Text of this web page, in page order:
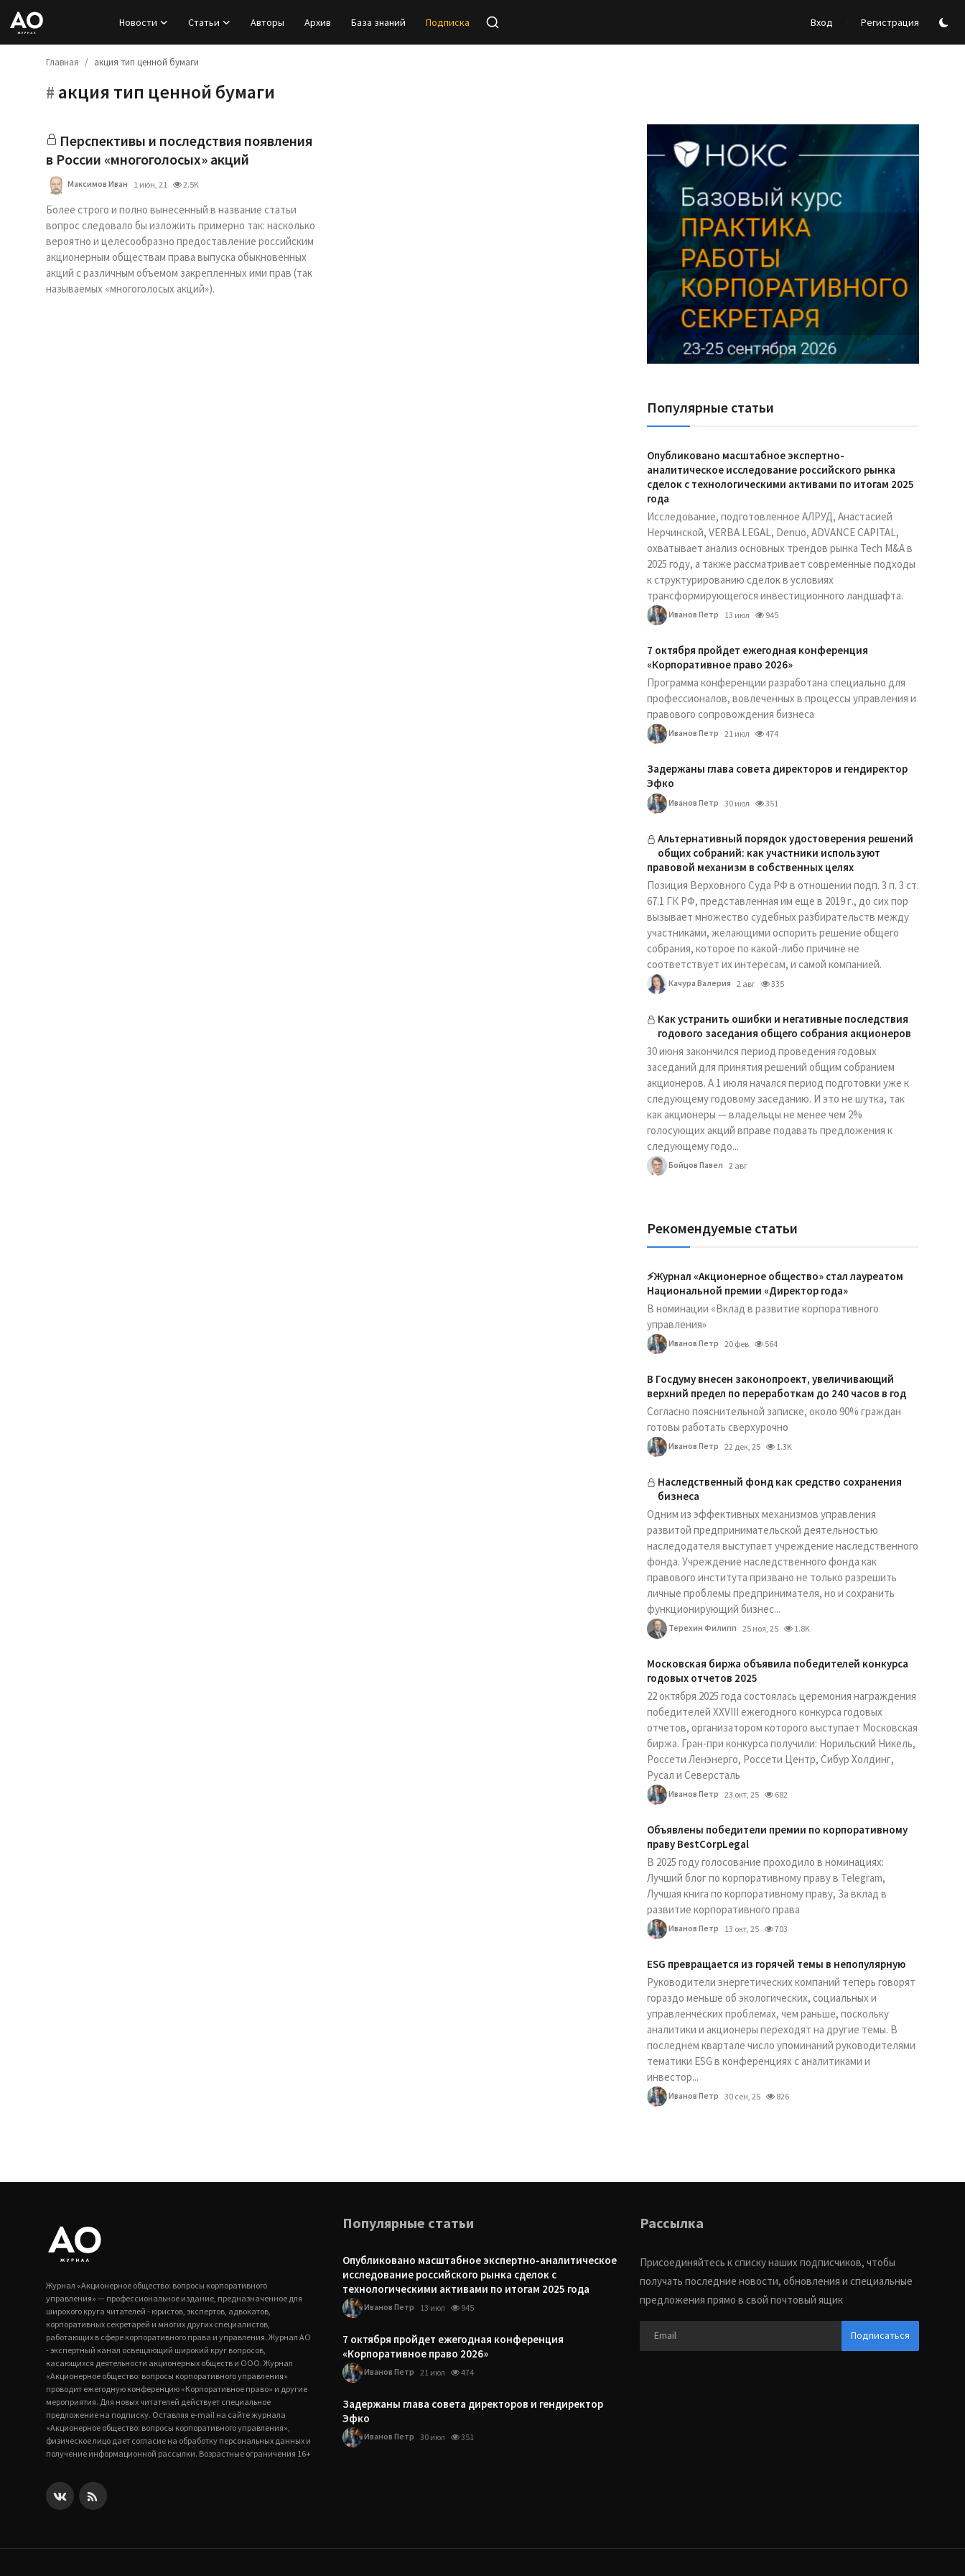
Новости Статьи Авторы Архив База знаний Подписка Вход Регистрация
Регистрация
Новости
Авторы
База знаний
Главная акция тип ценной бумаги
# акция тип ценной бумаги
Перспективы и пос­ледствия появления
в России «многоголосых» акций
Максимов Иван 1 июн, 21 2.5K
Более строго и полно вынесенный в название статьи
вопрос следовало бы изложить примерно так: насколько
вероятно и целесообразно предоставление российским
акционерным обществам права выпуска обыкновенных
акций с различным объемом закрепленных ими прав (так
называемых «многоголосых акций»).
Реклама Ассоциации "НОКС", ИНН 7709980401, ERID:2SDnjdY5NTb
Популярные статьи
Опубликовано масштабное экспертно-
аналитическое исследование российского рынка
сделок с технологическими активами по итогам 2025
года
Исследование, подготовленное АЛРУД, Анастасией
Нерчинской, VERBA LEGAL, Denuo, ADVANCE CAPITAL,
охватывает анализ основных трендов рынка Tech M&A в
2025 году, а также рассматривает современные подходы
к структурированию сделок в условиях
трансформирующегося инвестиционного ландшафта.
Иванов Петр 13 июл 945
7 октября пройдет ежегодная конференция
«Корпоративное право 2026»
Программа конференции разработана специально для
профессионалов, вовлеченных в процессы управления и
правового сопровождения бизнеса
Иванов Петр 21 июл 474
Задержаны глава совета директоров и гендиректор
Эфко
Иванов Петр 30 июл 351
Альтернативный порядок удостоверения решений
общих собраний: как участники используют
правовой механизм в собственных целях
Позиция Верховного Суда РФ в отношении подп. 3 п. 3 ст.
67.1 ГК РФ, представленная им еще в 2019 г., до сих пор
вызывает множество судебных разбирательств между
участниками, желающими оспорить решение общего
собрания, которое по какой-либо причине не
соответствует их интересам, и самой компанией.
Качура Валерия 2 авг 335
Как устранить ошибки и негативные последствия
годового заседания общего собрания акционеров
30 июня закончился период проведения годовых
заседаний для принятия решений общим собранием
акционеров. А 1 июля начался период подготовки уже к
следующему годовому заседанию. И это не шутка, так
как акционеры — владельцы не менее чем 2%
голосующих акций вправе подавать предложения к
следующему годо...
Бойцов Павел 2 авг
Рекомендуемые статьи
⚡️Журнал «Акционерное общество» стал лауреатом
Национальной премии «Директор года»
В номинации «Вклад в развитие корпоративного
управления»
Иванов Петр 20 фев 564
В Госдуму внесен законопроект, увеличивающий
верхний предел по переработкам до 240 часов в год
Согласно пояснительной записке, около 90% граждан
готовы работать сверхурочно
Иванов Петр 22 дек, 25 1.3K
Наследственный фонд как средство сохранения
бизнеса
Одним из эффективных механизмов управления
развитой предпринимательской деятельностью
наследодателя выступает учреждение наследственного
фонда. Учреждение наследственного фонда как
правового института призвано не только разрешить
личные проблемы предпринимателя, но и сохранить
функционирующий бизнес...
Терехин Филипп 25 ноя, 25 1.8K
Московская биржа объявила победителей конкурса
годовых отчетов 2025
22 октября 2025 года состоялась церемония награждения
победителей XXVIII ежегодного конкурса годовых
отчетов, организатором которого выступает Московская
биржа. Гран-при конкурса получили: Норильский Никель,
Россети Ленэнерго, Россети Центр, Сибур Холдинг,
Русал и Северсталь
Иванов Петр 23 окт, 25 682
Объявлены победители премии по корпоративному
праву BestCorpLegal
В 2025 году голосование проходило в номинациях:
Лучший блог по корпоративному праву в Telegram,
Лучшая книга по корпоративному праву, За вклад в
развитие корпоративного права
Иванов Петр 13 окт, 25 703
ESG превращается из горячей темы в непопулярную
Руководители энергетических компаний теперь говорят
гораздо меньше об экологических, социальных и
управленческих проблемах, чем раньше, поскольку
аналитики и акционеры переходят на другие темы. В
последнем квартале число упоминаний руководителями
тематики ESG в конференциях с аналитиками и
инвестор...
Иванов Петр 30 сен, 25 826
Журнал «Акционерное общество: вопросы корпоративного
управления» — профессиональное издание, предназначенное для
широкого круга читателей - юристов, экспертов, адвокатов,
корпоративных секретарей и многих других специалистов,
работающих в сфере корпоративного права и управления. Журнал АО
- экспертный канал освещающий широкий круг вопросов,
касающихся деятельности акционерных обществ и ООО. Журнал
«Акционерное общество: вопросы корпоративного управления»
проводит ежегодную конференцию «Корпоративное право» и другие
мероприятия. Для новых читателей действует специальное
предложение на подписку. Оставляя e-mail на сайте журнала
«Акционерное общество: вопросы корпоративного управления»,
физическое лицо дает согласие на обработку персональных данных и
получение информационной рассылки. Возрастные ограничения 16+
Популярные статьи
Опубликовано масштабное экспертно-аналитическое
исследование российского рынка сделок с
технологическими активами по итогам 2025 года
Иванов Петр 13 июл 945
7 октября пройдет ежегодная конференция
«Корпоративное право 2026»
Иванов Петр 21 июл 474
Задержаны глава совета директоров и гендиректор
Эфко
Иванов Петр 30 июл 351
Рассылка
Присоединяйтесь к списку наших подписчиков, чтобы
получать последние новости, обновления и специальные
предложения прямо в свой почтовый ящик
Подписаться